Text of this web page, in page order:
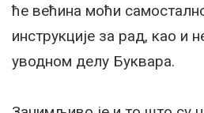
ће већина моћи
инструкције за рад, као и
уводном делу Буквара.